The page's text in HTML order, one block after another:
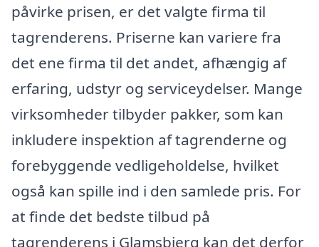
påvirke prisen, er det valgte firma til
tagrenderens. Priserne kan variere fra
det ene firma til det andet, afhængig af
erfaring, udstyr og serviceydelser. Mange
virksomheder tilbyder pakker, som kan
inkludere inspektion af tagrenderne og
forebyggende vedligeholdelse, hvilket
også kan spille ind i den samlede pris. For
at finde det bedste tilbud på
tagrenderens i Glamsbjerg kan det derfor